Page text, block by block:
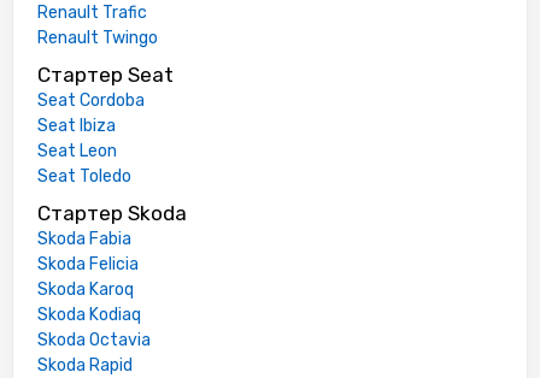
Renault Trafic
Renault Twingo
Стартер Seat
Seat Cordoba
Seat Ibiza
Seat Leon
Seat Toledo
Стартер Skoda
Skoda Fabia
Skoda Felicia
Skoda Karoq
Skoda Kodiaq
Skoda Octavia
Skoda Rapid